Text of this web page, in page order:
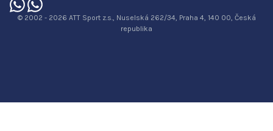
© 2002 - 2026 ATT Sport z.s., Nuselská 262/34, Praha 4, 140 00, Česká
republika